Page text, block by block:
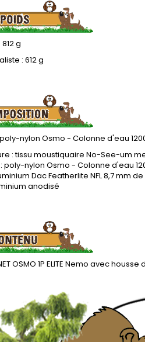
g
: 612 g
nylon Osmo - Colonne d'eau
: tissu moustiquaire No-See-um
poly-nylon Osmo - Colonne d'eau
Dac Featherlite NFL 8,7 mm
anodisé
OSMO 1P ELITE Nemo avec